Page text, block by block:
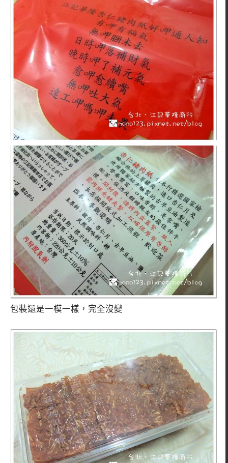
包裝還是一模一樣，完全沒變